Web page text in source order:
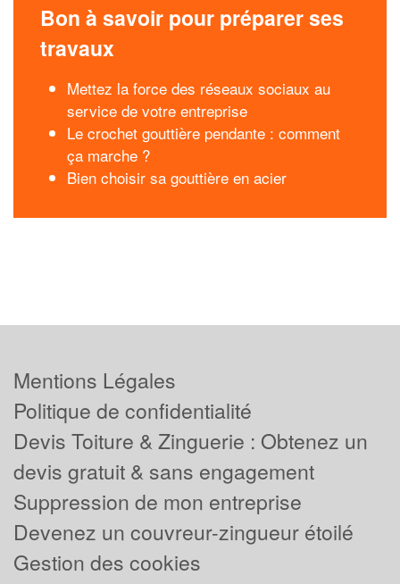
Bon à savoir pour préparer ses
travaux
Mettez la force des réseaux sociaux au
service de votre entreprise
Le crochet gouttière pendante : comment
ça marche ?
Bien choisir sa gouttière en acier
Mentions Légales
Politique de confidentialité
Devis Toiture & Zinguerie : Obtenez un
devis gratuit & sans engagement
Suppression de mon entreprise
Devenez un couvreur-zingueur étoilé
Gestion des cookies